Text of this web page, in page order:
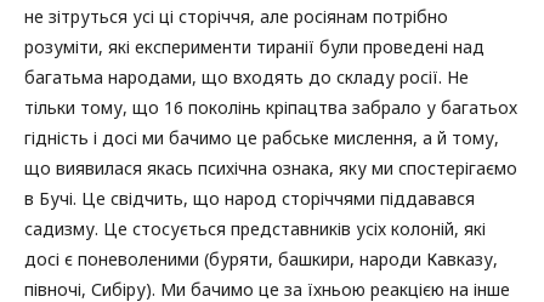
не зітруться усі ці сторіччя, але росіянам потрібно
розуміти, які експерименти тиранії були проведені над
багатьма народами, що входять до складу росії. Не
тільки тому, що 16 поколінь кріпацтва забрало у багатьох
гідність і досі ми бачимо це рабське мислення, а й тому,
що виявилася якась психічна ознака, яку ми спостерігаємо
в Бучі. Це свідчить, що народ сторіччями піддавався
садизму. Це стосується представників усіх колоній, які
досі є поневоленими (буряти, башкири, народи Кавказу,
півночі, Сибіру). Ми бачимо це за їхньою реакцією на інше